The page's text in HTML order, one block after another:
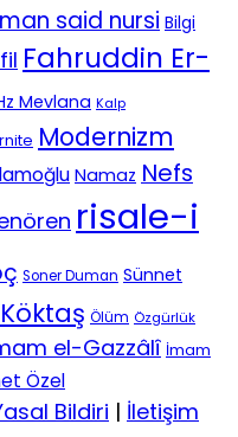
said nursi Bilgi
Fahruddin Er-
Mevlana Kalp
Modernizm
Namaz Nefs
risale-i
Soner Duman Sünnet
Ölüm Özgürlük
el-Gazzâlî İmam
Özel
Bildiri | İletişim